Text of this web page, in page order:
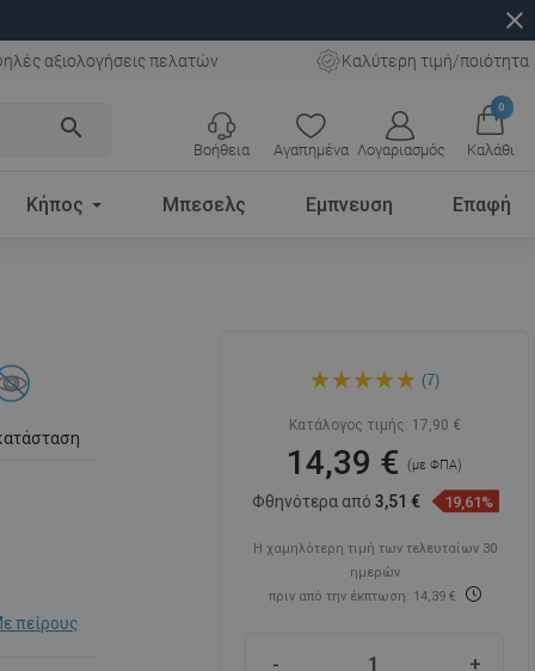
close
αξιολογήσεις πελατών Καλύτερη τιμή/ποιότητα
search
Αγαπημένα Λογαριασμός
0
Καλάθι
Βοήθεια
Κήπος Μπεσελς Εμπνευση Επαφή
πείρους
σαπουνιού, μαύρο -
(7)
Κατάλογος τιμής: 17,90 €
14,39 €(με ΦΠΑ)
Φθηνότερα από 3,51 € 19,61%
Η χαμηλότερη τιμή των τελευταίων 30
ημερών
πριν από την έκπτωση: 14,39 €
- +